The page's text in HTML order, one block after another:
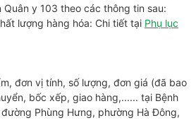
y 103 theo các thông tin sau:
lượng hàng hóa: Chi tiết tại Phụ lục
đơn vị tính, số lượng, đơn giá (đã bao
bốc xếp, giao hàng,...... tại Bệnh
Phùng Hưng, phường Hà Đông,